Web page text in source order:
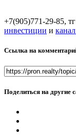
+7(905)771-29-85,
инвестиции и
Ссылка на
Поделиться на другие